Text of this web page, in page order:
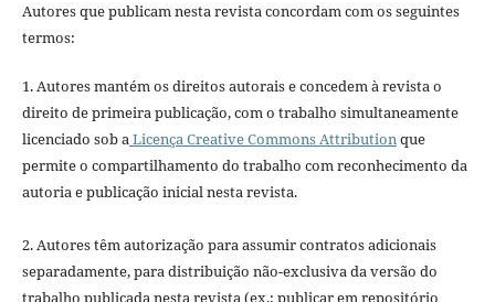
Autores que publicam nesta revista concordam com os seguintes
termos:
1. Autores mantém os direitos autorais e concedem à revista o
direito de primeira publicação, com o trabalho simultaneamente
licenciado sob aLicença Creative Commons Attributionque
permite o compartilhamento do trabalho com reconhecimento da
autoria e publicação inicial nesta revista.
2. Autores têm autorização para assumir contratos adicionais
separadamente, para distribuição não-exclusiva da versão do
trabalho publicada nesta revista (ex.: publicar em repositório